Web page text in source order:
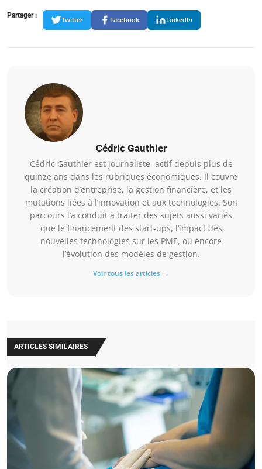
Partager :
Twitter Facebook LinkedIn
Cédric Gauthier
Cédric Gauthier est journaliste, actif depuis plus de
quinze ans dans les rubriques économiques. Il couvre
la création d’entreprise, la gestion financière, et les
mutations liées à l’innovation et aux technologies. Son
parcours l’a conduit à traiter des sujets aussi variés
que le financement des start-ups, l’impact des
nouvelles technologies sur les PME, ou encore
l’évolution des modèles de gestion.
Voir tous les articles →
ARTICLES SIMILAIRES